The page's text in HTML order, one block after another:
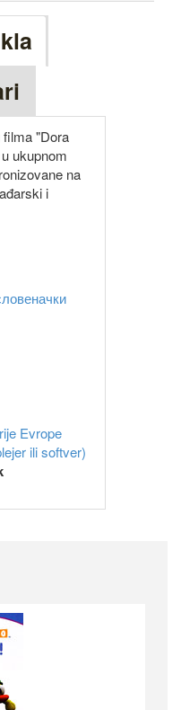
filma "Dora
ukupnom
na
i
Evrope
ili softver)